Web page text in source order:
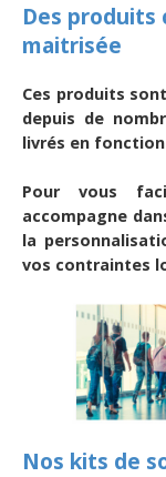
Des produits
maitrisée
Ces produits
depuis de
livrés en
Pour vous
accompagne
la
vos contraintes
Nos kits de